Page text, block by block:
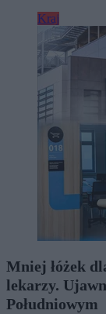
Kraj
Mniej łóżek
lekarzy.
Południowym